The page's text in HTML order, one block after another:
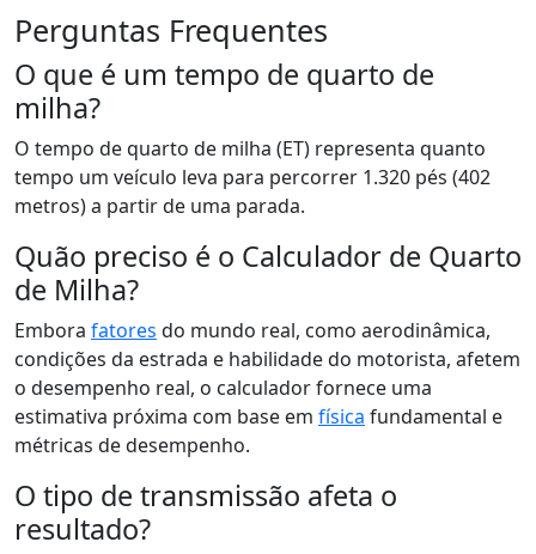
Perguntas Frequentes
O que é um tempo de quarto de
milha?
O tempo de quarto de milha (ET) representa quanto
tempo um veículo leva para percorrer 1.320 pés (402
metros) a partir de uma parada.
Quão preciso é o Calculador de Quarto
de Milha?
Embora fatores do mundo real, como aerodinâmica,
condições da estrada e habilidade do motorista, afetem
o desempenho real, o calculador fornece uma
estimativa próxima com base em física fundamental e
métricas de desempenho.
O tipo de transmissão afeta o
resultado?